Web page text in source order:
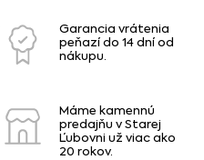
Garancia vrátenia
peňazí do 14 dní od
nákupu.
Máme kamennú
predajňu v Starej
Ľubovni už viac ako
20 rokov.